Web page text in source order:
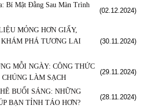
Bí Mật Đằng Sau Màn Trình
(02.12.2024)
MỎNG HƠN GIẤY,
PHÁ TƯƠNG LAI
(30.11.2024)
MỖI NGÀY: CÔNG THỨC
LÀM SẠCH
(29.11.2024)
BUỔI SÁNG: NHỮNG
BẠN TỈNH TÁO HƠN?
(28.11.2024)